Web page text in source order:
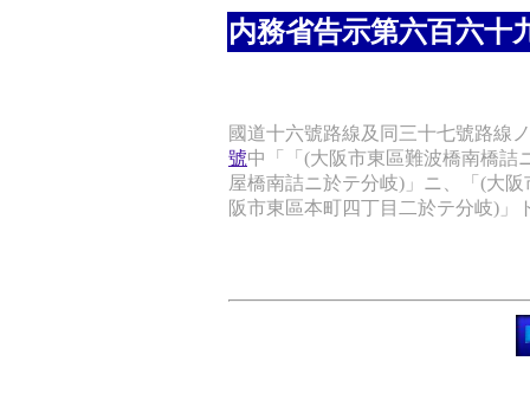
内務省告示第六百六十
國道十六號路線及同三十七號路線
號中「「(大阪市東區難波橋南橋詰
屋橋南詰ニ於テ分岐)」ニ、「(大
阪市東區本町四丁目二於テ分岐)」